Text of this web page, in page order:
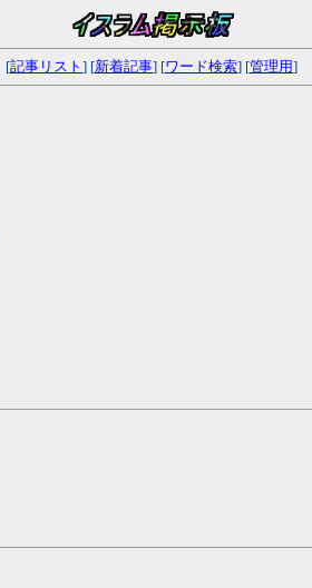
[記事リスト ] [新着記事] [ワード検索] [管理用]